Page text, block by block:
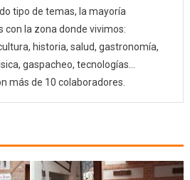
tipo de temas, la mayoría
con la zona donde vivimos:
historia, salud, gastronomía,
gaspacheo, tecnologías…
más de 10 colaboradores.